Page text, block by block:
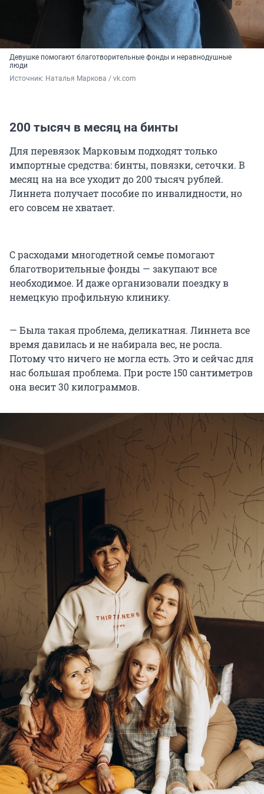
Девушке помогают благотворительные фонды и неравнодушные
люди
Источник: Наталья Маркова / vk.com
200 тысяч в месяц на бинты
Для перевязок Марковым подходят только
импортные средства: бинты, повязки, сеточки. В
месяц на на все уходит до 200 тысяч рублей.
Линнета получает пособие по инвалидности, но
его совсем не хватает.
С расходами многодетной семье помогают
благотворительные фонды — закупают все
необходимое. И даже организовали поездку в
немецкую профильную клинику.
— Была такая проблема, деликатная. Линнета все
время давилась и не набирала вес, не росла.
Потому что ничего не могла есть. Это и сейчас для
нас большая проблема. При росте 150 сантиметров
она весит 30 килограммов.